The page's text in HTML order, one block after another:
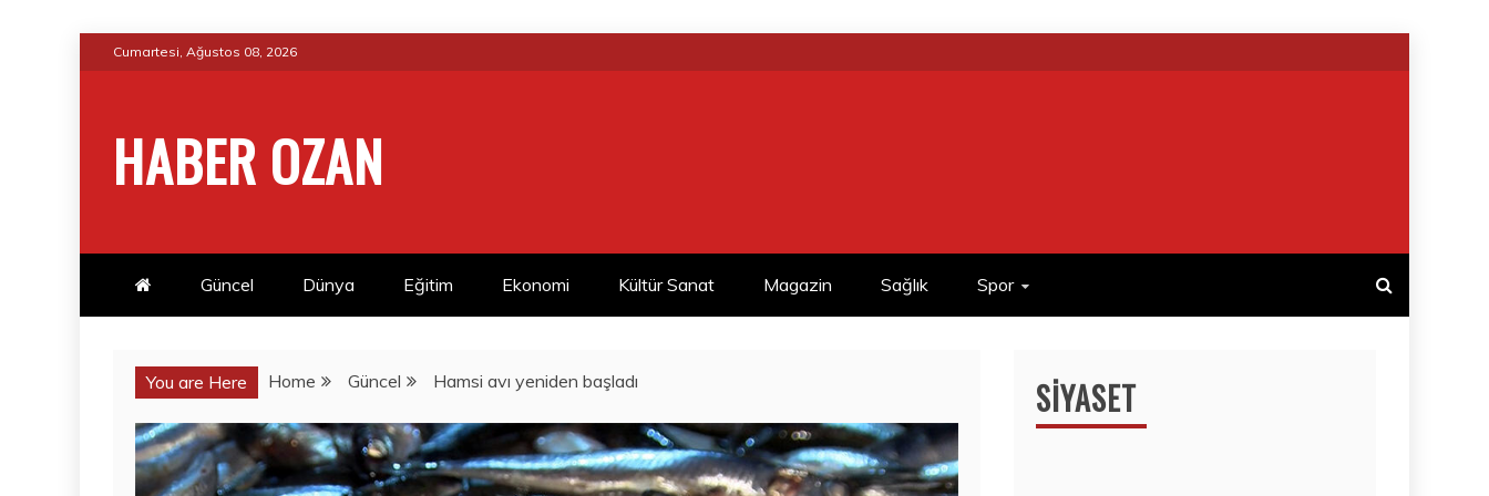
to
Cumartesi, Ağustos 08, 2026
HABER OZAN
Güncel Dünya Eğitim Ekonomi Kültür Sanat Magazin Sağlık Spor
You are Here Home Güncel Hamsi avı yeniden başladı SIYASET